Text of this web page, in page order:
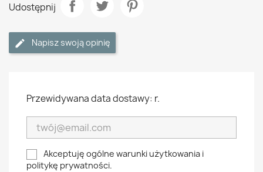
Udostępnij
Napisz swoją opinię
Przewidywana data dostawy: r.
Akceptuję ogólne warunki użytkowania i
politykę prywatności.